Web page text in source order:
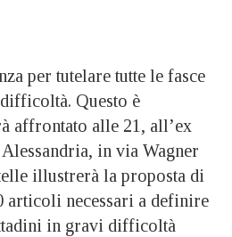
per tutelare tutte le fasce
Questo è
affrontato alle 21, all’ex
in via Wagner
illustrerà la proposta di
articoli necessari a definire
in gravi difficoltà